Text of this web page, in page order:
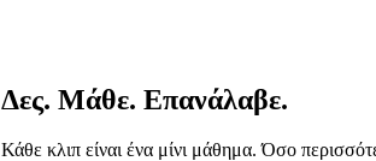
Δες. Μάθε. Επανάλαβε.
Κάθε κλιπ είναι ένα μίνι μάθημα. Όσο